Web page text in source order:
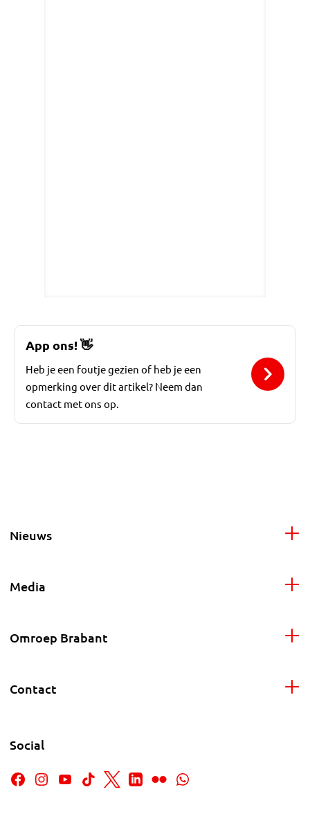
App ons!👋
Heb je een foutje gezien of heb je een
opmerking over dit artikel? Neem dan
contact met ons op.
Nieuws
Media
Omroep Brabant
Contact
Social